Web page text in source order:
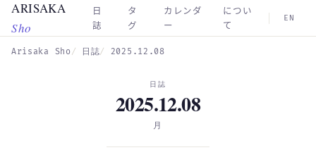
Skip to main content
ARISAKA
Sho
日
誌
タ
グ
カレンダ
ー
につい
て
EN
Arisaka Sho 日誌 2025.12.08
日誌
2025.12.08
月